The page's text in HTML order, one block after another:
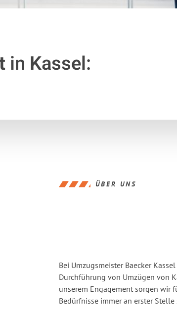
in Kassel:
ÜBER UNS
Bei Umzugsmeister Baecker
Durchführung von Umzügen von
unserem Engagement sorgen wir
Bedürfnisse immer an erster Stelle